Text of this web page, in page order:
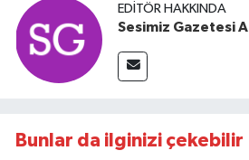
EDITÖR HAKKINDA
Sesimiz Gazetesi A
Bunlar da ilginizi çekebilir